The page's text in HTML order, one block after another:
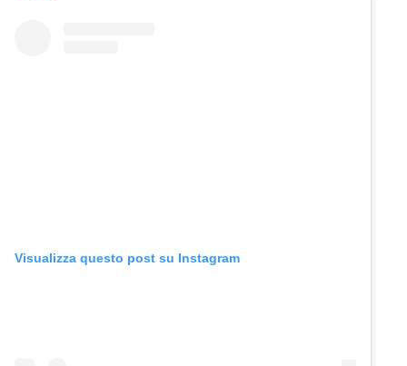
Visualizza questo post su Instagram